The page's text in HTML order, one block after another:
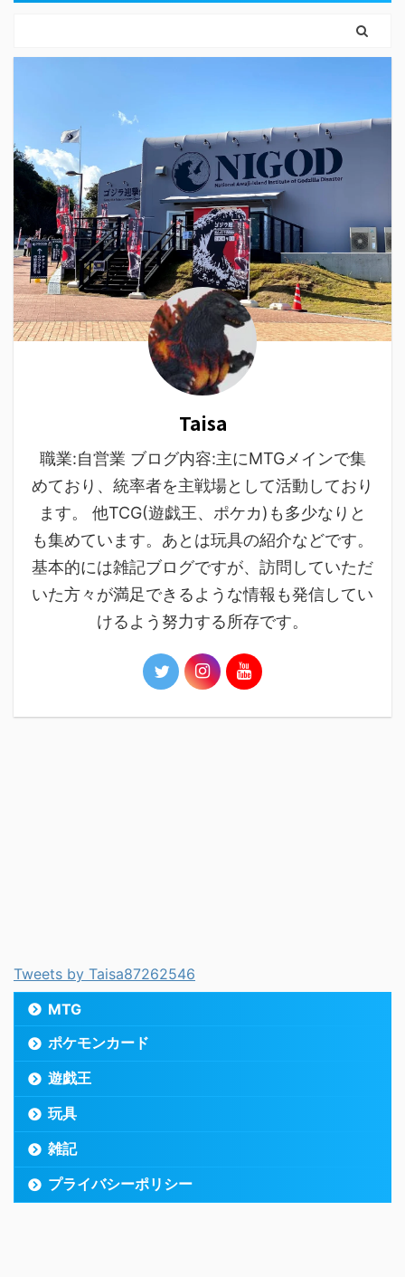
Taisa
職業:自営業 ブログ内容:主にMTGメインで集
めており、統率者を主戦場として活動しており
ます。 他TCG(遊戯王、ポケカ)も多少なりと
も集めています。あとは玩具の紹介などです。
基本的には雑記ブログですが、訪問していただ
いた方々が満足できるような情報も発信してい
けるよう努力する所存です。
Tweets by Taisa87262546
MTG
ポケモンカード
遊戯王
玩具
雑記
プライバシーポリシー